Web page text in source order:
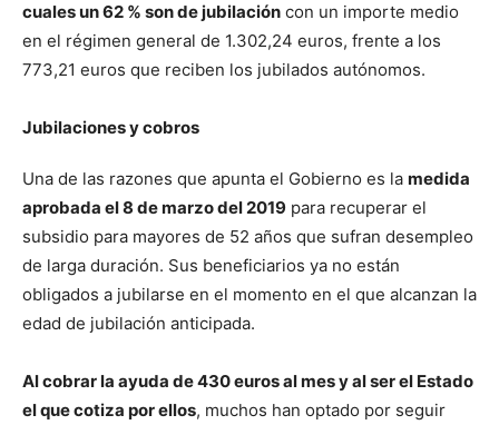
cuales un 62 % son de jubilación con un importe medio
en el régimen general de 1.302,24 euros, frente a los
773,21 euros que reciben los jubilados autónomos.
Jubilaciones y cobros
Una de las razones que apunta el Gobierno es la medida
aprobada el 8 de marzo del 2019 para recuperar el
subsidio para mayores de 52 años que sufran desempleo
de larga duración. Sus beneficiarios ya no están
obligados a jubilarse en el momento en el que alcanzan la
edad de jubilación anticipada.
Al cobrar la ayuda de 430 euros al mes y al ser el Estado
el que cotiza por ellos, muchos han optado por seguir